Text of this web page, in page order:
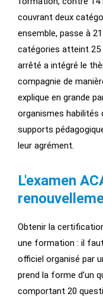
couvrant deux
ensemble, passe à
catégories atteint 25
arrêté a intégré le
compagnie de
explique en grande
organismes habilités
supports
leur agrément.
L'examen
Obtenir la
une formation : il
officiel organisé par
prend la forme d’un
comportant 20